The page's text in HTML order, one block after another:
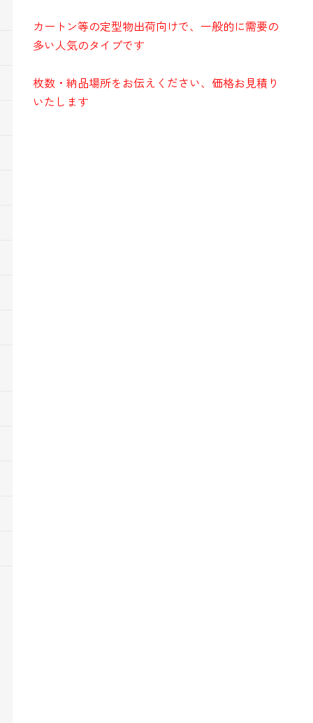
カートン等の定型物出荷向けで、一般的に需要の
多い人気のタイプです
枚数・納品場所をお伝えください、価格お見積り
いたします